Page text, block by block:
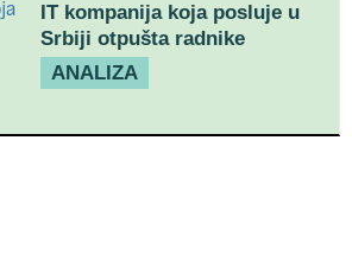
IT kompanija koja posluje u
Srbiji otpušta radnike
ANALIZA